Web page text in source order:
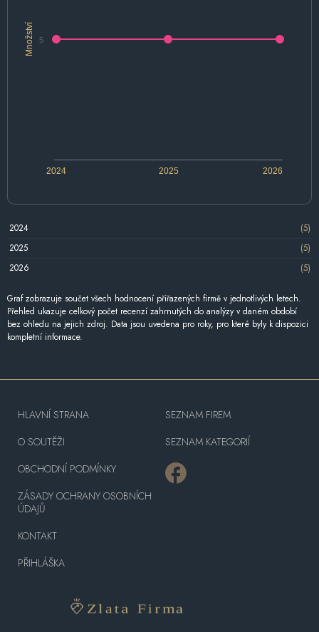
Množství
2024 2026
2025
5
2024
(5)
2025
(5)
2026
(5)
Graf zobrazuje součet všech hodnocení přiřazených firmě v jednotlivých letech.
Přehled ukazuje celkový počet recenzí zahrnutých do analýzy v daném období
bez ohledu na jejich zdroj. Data jsou uvedena pro roky, pro které byly k dispozici
kompletní informace.
HLAVNÍ STRANA
O SOUTĚŽI
OBCHODNÍ PODMÍNKY
ZÁSADY OCHRANY OSOBNÍCH
ÚDAJŮ
KONTAKT
PŘIHLÁŠKA
SEZNAM FIREM
SEZNAM KATEGORIÍ